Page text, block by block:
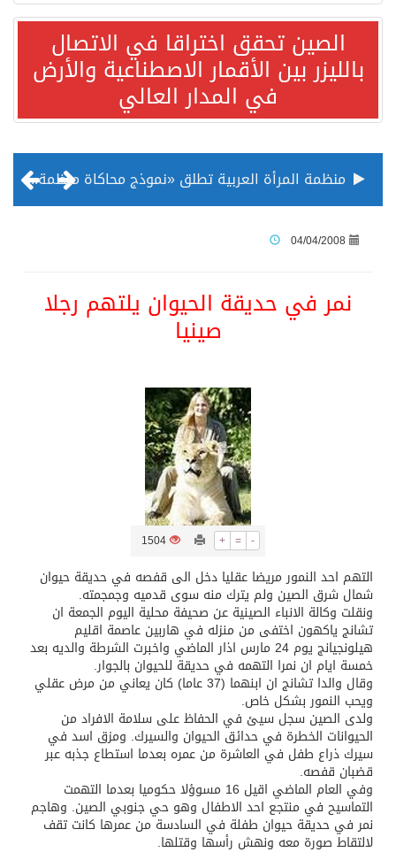
الصين تحقق اختراقا في الاتصال
بالليزر بين الأقمار الاصطناعية والأرض
في المدار العالي
منظمة المرأة العربية تطلق «نموذج محاكاة منظمة المرأة العربية للشباب» بمشاركة 10 دول عربية..غدًا
ثلة من الضابطات في الجييش الكويتي
كسوة الكعبة تعتلي البيت العتيق
“سبيس إكس” تطلق 24 قمرًا صناعيًا جديدًا إلى الفضاء
04/04/2008
نمر في حديقة الحيوان يلتهم رجلا
صينيا
+ = -
1504
التهم احد النمور مريضا عقليا دخل الى قفصه في حديقة حيوان
شمال شرق الصين ولم يترك منه سوى قدميه وجمجمته.
ونقلت وكالة الانباء الصينية عن صحيفة محلية اليوم الجمعة ان
تشانج ياكهون اختفى من منزله في هاربين عاصمة اقليم
هيلونجيانج يوم 24 مارس اذار الماضي واخبرت الشرطة والديه بعد
خمسة ايام ان نمرا التهمه في حديقة للحيوان بالجوار.
وقال والدا تشانج ان ابنهما (37 عاما) كان يعاني من مرض عقلي
ويحب النمور بشكل خاص.
ولدى الصين سجل سيئ في الحفاظ على سلامة الافراد من
الحيوانات الخطرة في حدائق الحيوان والسيرك. ومزق اسد في
سيرك ذراع طفل في العاشرة من عمره بعدما استطاع جذبه عبر
قضبان قفصه.
وفي العام الماضي اقيل 16 مسوؤلا حكوميا بعدما التهمت
التماسيح في منتجع احد الاطفال وهو حي جنوبي الصين. وهاجم
نمر في حديقة حيوان طفلة في السادسة من عمرها كانت تقف
لالتقاط صورة معه ونهش رأسها وقتلها.